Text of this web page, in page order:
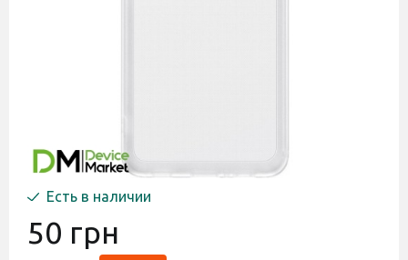
Есть в наличии
50 грн